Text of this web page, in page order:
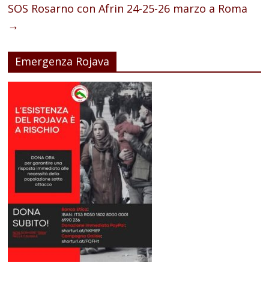
SOS Rosarno con Afrin 24-25-26 marzo a Roma
→
Emergenza Rojava